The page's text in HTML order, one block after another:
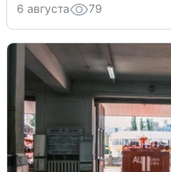
6 августа 79